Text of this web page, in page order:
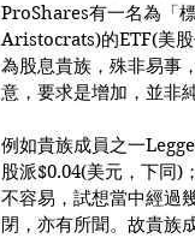
ProShares有一名為「
Aristocrats)的ETF(美
為股息貴族，殊非易事
意，要求是增加，並非
例如貴族成員之一
股派$0.04(美元，下同)
不容易，試想當中經過
閉，亦有所聞。故貴族